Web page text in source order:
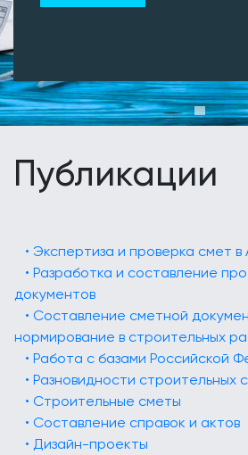
Публикации
• Экспертиза и проверка смет в
• Разработка и составление
документов
• Составление сметной
нормирование в строительных
• Работа с базами Российской
• Разновидности строительных
• Строительные сметы
• Составление справок и актов
• Дизайн-проекты